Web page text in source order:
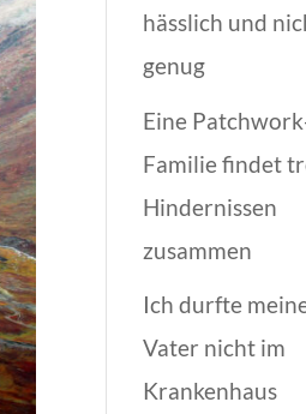
hässlich und
genug
Eine
Familie findet
Hindernissen
zusammen
Ich durfte
Vater nicht im
Krankenhaus